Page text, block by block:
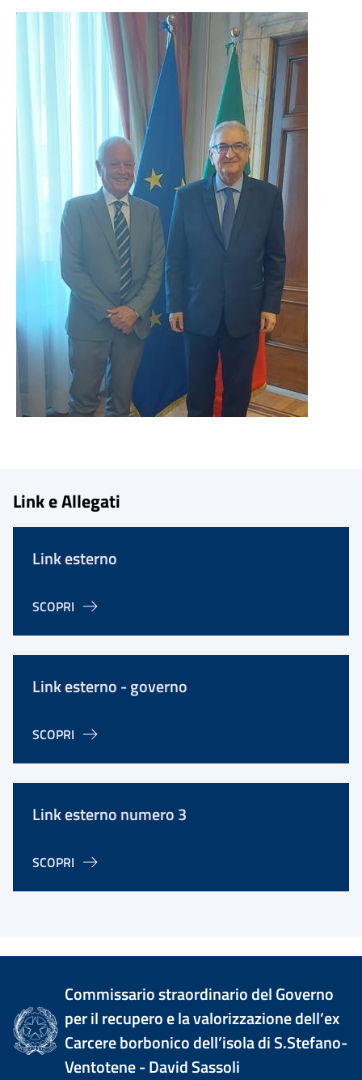
Link e Allegati
Link esterno
SCOPRI
Link esterno - governo
SCOPRI
Link esterno numero 3
SCOPRI
Commissario straordinario del Governo
per il recupero e la valorizzazione dell’ex
Carcere borbonico dell’isola di S.Stefano-
Ventotene - David Sassoli